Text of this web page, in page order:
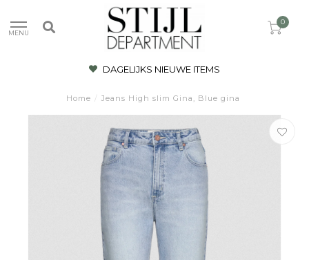
MENU
0
DAGELIJKS NIEUWE ITEMS
Home / Jeans High slim Gina, Blue gina